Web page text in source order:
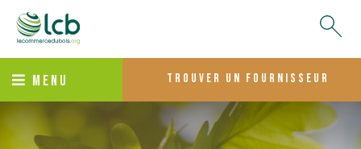
MENU trouver un fournisseur